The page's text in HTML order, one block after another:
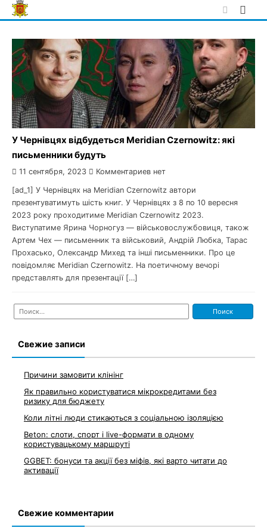
Skip
to
У Чернівцях відбудеться Meridian Czernowitz: які
письменники будуть
11 сентября, 2023 Комментариев нет
[ad_1] У Чернівцях на Meridian Czernowitz автори
презентуватимуть шість книг. У Чернівцях з 8 по 10 вересня
2023 року проходитиме Meridian Czernowitz 2023.
Виступатиме Ярина Чорногуз — військовослужбовиця, також
Артем Чех — письменник та військовий, Андрій Любка, Тарас
Прохасько, Олександр Михед та інші письменники. Про це
повідомляє Meridian Czernowitz. На поетичному вечорі
представлять для презентації […]
Найти:
Свежие записи
Причини замовити клінінг
Як правильно користуватися мікрокредитами без
ризику для бюджету
Коли літні люди стикаються з соціальною ізоляцією
Beton: слоти, спорт і live-формати в одному
користувацькому маршруті
GGBET: бонуси та акції без міфів, які варто читати до
активації
Свежие комментарии